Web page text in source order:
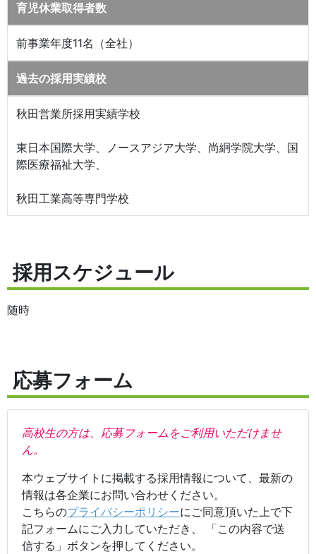
育児休業取得者数
前事業年度11名（全社）
過去の採用実績校
秋田営業所採用実績学校
東日本国際大学、ノースアジア大学、尚絅学院大学、国
際医療福祉大学、
秋田工業高等専門学校
採用スケジュール
随時
応募フォーム
高校生の方は、応募フォームをご利用いただけませ
ん。
本ウェブサイトに掲載する採用情報について、最新の
情報は各企業にお問い合わせください。
こちらのプライバシーポリシーにご同意頂いた上で下
記フォームにご入力していただき、 「この内容で送
信する」ボタンを押してください。